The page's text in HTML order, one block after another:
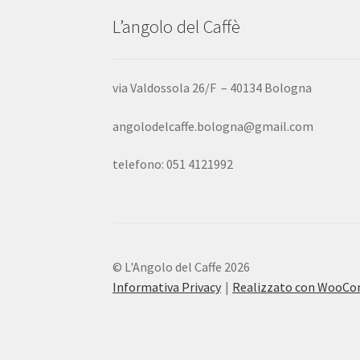
L’angolo del Caffè
via Valdossola 26/F – 40134 Bologna
angolodelcaffe.bologna@gmail.com
telefono: 051 4121992
© L'Angolo del Caffe 2026
Informativa Privacy
Realizzato con